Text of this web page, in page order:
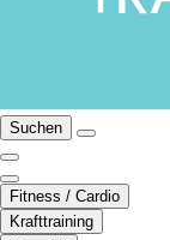
Suchen
Fitness / Cardio
Krafttraining